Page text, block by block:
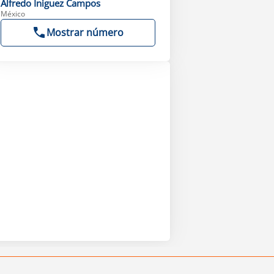
Alfredo Iniguez Campos
México
Mostrar número